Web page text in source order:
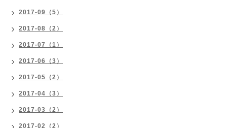
2017-09（5）
2017-08（2）
2017-07（1）
2017-06（3）
2017-05（2）
2017-04（3）
2017-03（2）
2017-02（2）